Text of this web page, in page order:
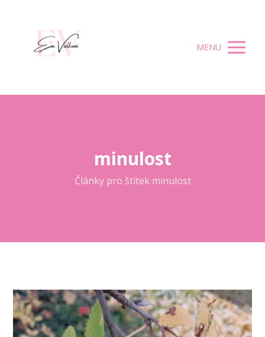
MENU
minulost
Články pro štítek minulost